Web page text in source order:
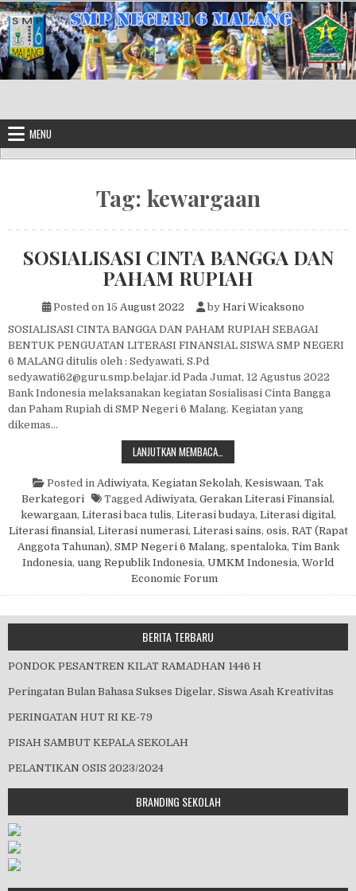
Skip to content
MENU
Tag: kewargaan
SOSIALISASI CINTA BANGGA DAN
PAHAM RUPIAH
Posted on 15 August 2022 by Hari Wicaksono
SOSIALISASI CINTA BANGGA DAN PAHAM RUPIAH SEBAGAI
BENTUK PENGUATAN LITERASI FINANSIAL SISWA SMP NEGERI
6 MALANG ditulis oleh : Sedyawati, S.Pd
sedyawati62@guru.smp.belajar.id Pada Jumat, 12 Agustus 2022
Bank Indonesia melaksanakan kegiatan Sosialisasi Cinta Bangga
dan Paham Rupiah di SMP Negeri 6 Malang. Kegiatan yang
dikemas…
LANJUTKAN MEMBACA…
Posted in Adiwiyata, Kegiatan Sekolah, Kesiswaan, Tak
Berkategori
Tagged Adiwiyata, Gerakan Literasi Finansial ,
kewargaan, Literasi baca tulis, Literasi budaya, Literasi digital ,
Literasi finansial , Literasi numerasi, Literasi sains, osis, RAT (Rapat
Anggota Tahunan), SMP Negeri 6 Malang, spentaloka, Tim Bank
Indonesia, uang Republik Indonesia, UMKM Indonesia, World
Economic Forum
BERITA TERBARU
PONDOK PESANTREN KILAT RAMADHAN 1446 H
Peringatan Bulan Bahasa Sukses Digelar, Siswa Asah Kreativitas
PERINGATAN HUT RI KE-79
PISAH SAMBUT KEPALA SEKOLAH
PELANTIKAN OSIS 2023/2024
BRANDING SEKOLAH